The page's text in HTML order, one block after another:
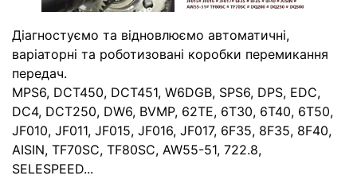
Діагностуємо та відновлюємо автоматичні,
варіаторні та роботизовані коробки перемикання
передач.
MPS6, DCT450, DCT451, W6DGB, SPS6, DPS, EDC,
DC4, DCT250, DW6, BVMP, 62TE, 6T30, 6T40, 6T50,
JF010, JF011, JF015, JF016, JF017, 6F35, 8F35, 8F40,
AISIN, TF70SC, TF80SC, AW55-51, 722.8,
SELESPEED...